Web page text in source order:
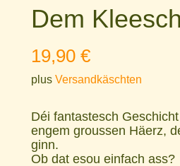
Dem
19,90 €
plus Versandkäschten
Déi fantastesch
engem groussen Häerz,
ginn.
Ob dat esou einfach ass?